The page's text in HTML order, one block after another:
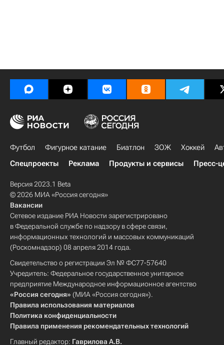
Футбол Фигурное катание Биатлон ЗОЖ Хоккей
Спецпроекты
Реклама Продукты и сервисы Пресс-
Версия 2023.1 Beta
© 2026 МИА «Россия сегодня»
Вакансии
Сетевое издание РИА Новости зарегистрировано
в Федеральной службе по надзору в сфере связи,
информационных технологий и массовых коммуникаций
(Роскомнадзор) 08 апреля 2014 года.
Свидетельство о регистрации Эл № ФС77-57640
Учредитель: Федеральное государственное унитарное
предприятие Международное информационное агентство
«Россия сегодня» (МИА «Россия сегодня»).
Правила использования материалов
Политика конфиденциальности
Правила применения рекомендательных технологий
Главный редактор: Гаврилова А.В.